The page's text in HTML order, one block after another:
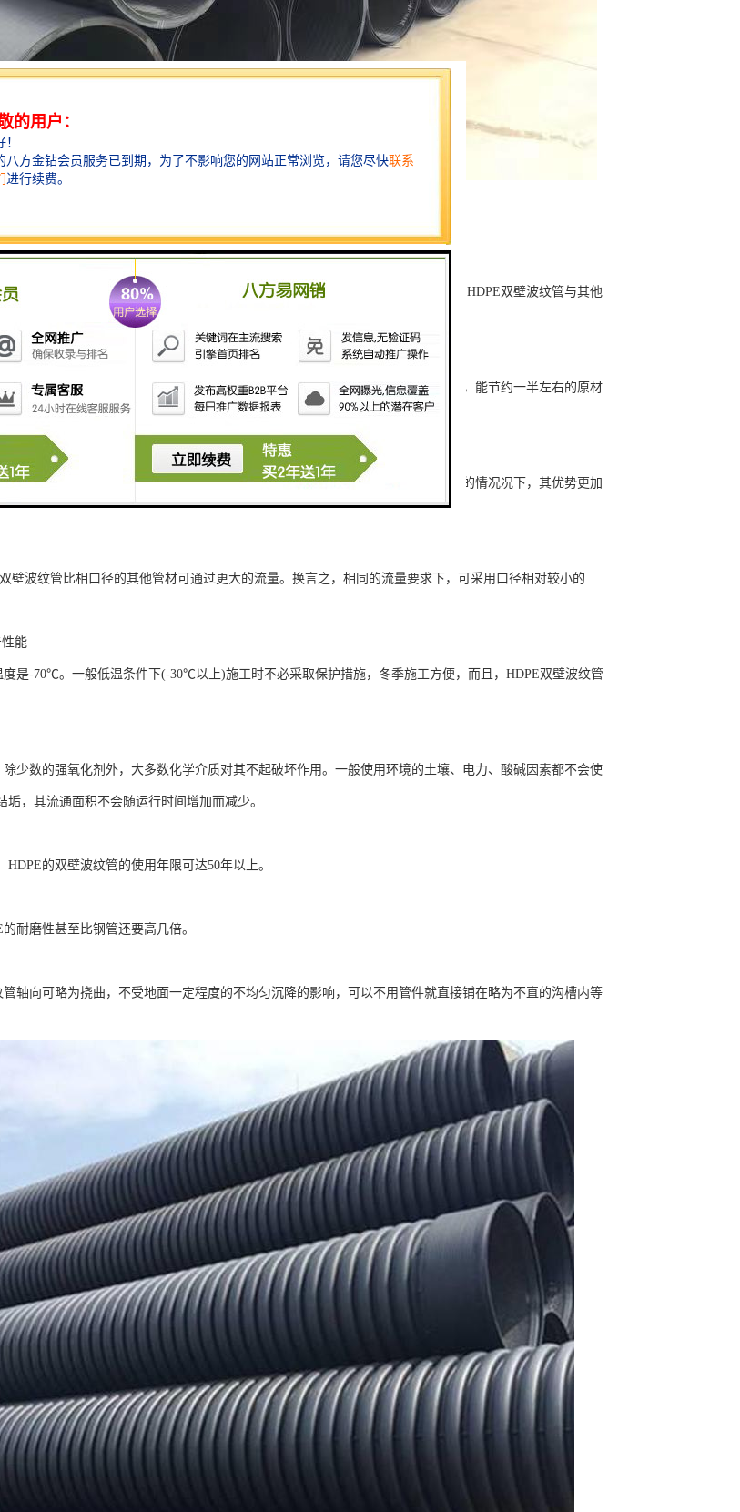
大增强了管材的环刚度，从而增强了管道对土壤负荷的抵抗力，在这个性能方面，HDPE双壁波纹管与其他
壁波纹管只需要较薄的管壁就可以满足要求。因此，与同材质规格的实壁管相比，能节约一半左右的原材
价也较低。这也是该管材的又一个很突出的特点。
，搬运和连接都很方便，所以施工快捷、维护工作简单。在工期紧和施工条件差的情况况下，其优势更加
壁波纹管比相口径的其他管材可通过更大的流量。换言之，相同的流量要求下，可采用口径相对较小的
能
度是-70℃。一般低温条件下(-30℃以上)施工时不必采取保护措施，冬季施工方便，而且，HDPE双壁波纹管
少数的强氧化剂外，大多数化学介质对其不起破坏作用。一般使用环境的土壤、电力、酸碱因素都不会使
垢，其流通面积不会随运行时间增加而减少。
的双壁波纹管的使用年限可达50年以上。
耐磨性甚至比钢管还要高几倍。
轴向可略为挠曲，不受地面一定程度的不均匀沉降的影响，可以不用管件就直接铺在略为不直的沟槽内等